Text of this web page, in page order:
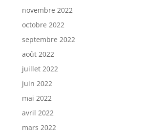
novembre 2022
octobre 2022
septembre 2022
août 2022
juillet 2022
juin 2022
mai 2022
avril 2022
mars 2022